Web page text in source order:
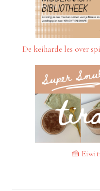
De keiharde les over
🍰